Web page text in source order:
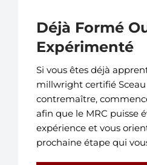
Déjà Formé
Expérimenté
Si vous êtes déjà
millwright certifié
contremaître,
afin que le MRC puisse
expérience et vous
prochaine étape qui